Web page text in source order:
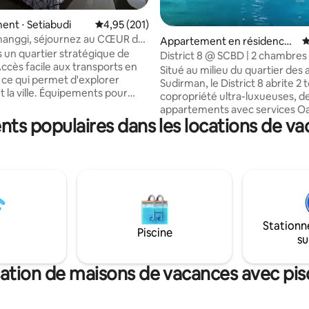
base de 104 commentaires : 4,99 sur 5
⋅ Setiabudi Évaluation moyenne sur la base de 201
4,95 (201)
séjournez au CŒUR de
un quartier stratégique de
facile aux transports en
qui permet d'explorer
pour
laverie, salon de beauté,
dentiste, pharmacie,
et télévision par câble.
près du quartier de la SCBD
À distance de
centre commercial Lotte et
vue sur l'horizon de la ville.
Appartement en résidence ⋅
Kabupaten Jakarta Selatan
District 8 @ SCBD | 2 chambres |
Connecté à Ashta
Situé au milieu du quartier des
Sudirman, le District 8 abrite 2
copropriété ultra-luxueuses,
appartements avec services
l'hôtel Langham, des bureaux
et le centre commercial Ashta
incroyables (salle de sport,
billard, salons, salles de bal, aire
pour enfants, court de tennis,
sauna, jacuzzi, jardin
cinéma), et des restaurants,
centre commercial Ashta.
populaires dans les locations de
Piscine
de maisons de vacances avec